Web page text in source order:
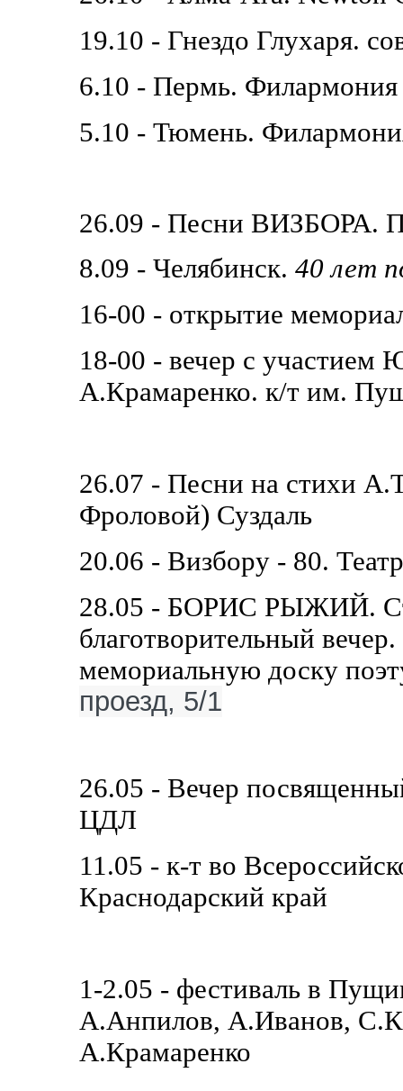
19.10 - Гнездо Глухаря.
6.10 - Пермь. Филармония
5.10 - Тюмень.
26.09 - Песни ВИЗБОРА.
8.09 - Челябинск. 40 лет
16-00 - открытие
18-00 - вечер с участием
А.Крамаренко. к/т им.
26.07 - Песни на стихи
Фроловой) Суздаль
20.06 - Визбору - 80.
28.05 - БОРИС РЫЖИЙ.
благотворительный
мемориальную доску
проезд, 5/1
26.05 - Вечер
ЦДЛ
11.05 - к-т во
Краснодарский край
1-2.05 - фестиваль в
А.Анпилов, А.Иванов,
А.Крамаренко